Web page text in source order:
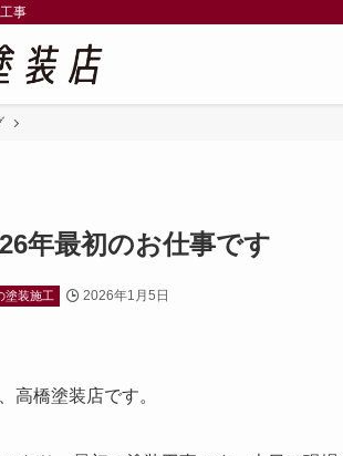
事
年最初のお仕事です
塗装施工 2026年1月5日
高橋塗装店です。